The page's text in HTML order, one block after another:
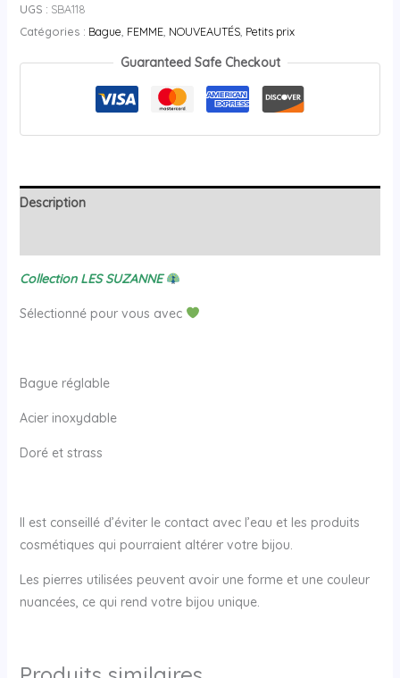
UGS : SBA118
Catégories : Bague FEMME, NOUVEAUTÉS, Petits prix
Guaranteed Safe Checkout
Description
Collection LES SUZANNE
Sélectionné pour vous avec
Bague réglable
Acier inoxydable
Doré et strass
Il est conseillé d’éviter le contact avec l’eau et les produits
cosmétiques qui pourraient altérer votre bijou.
Les pierres utilisées peuvent avoir une forme et une couleur
nuancées, ce qui rend votre bijou unique.